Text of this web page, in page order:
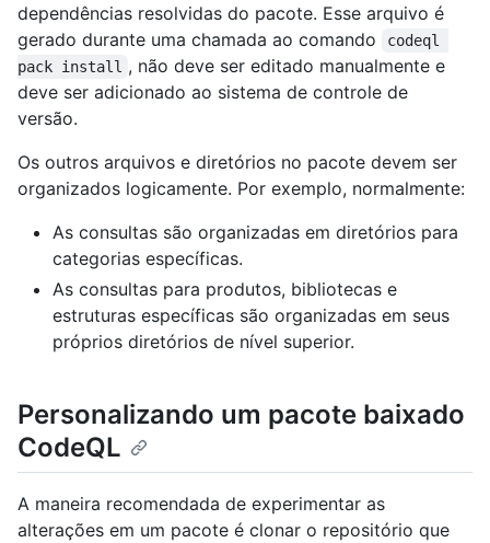
dependências resolvidas do pacote. Esse arquivo é
gerado durante uma chamada ao comando
codeql
pack install , não deve ser editado manualmente e
deve ser adicionado ao sistema de controle de
versão.
Os outros arquivos e diretórios no pacote devem ser
organizados logicamente. Por exemplo, normalmente:
As consultas são organizadas em diretórios para
categorias específicas.
As consultas para produtos, bibliotecas e
estruturas específicas são organizadas em seus
próprios diretórios de nível superior.
Personalizando um pacote baixado
CodeQL
A maneira recomendada de experimentar as
alterações em um pacote é clonar o repositório que